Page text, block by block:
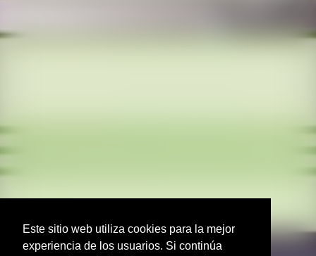
Este sitio web utiliza cookies para la mejor
experiencia de los usuarios. Si continúa